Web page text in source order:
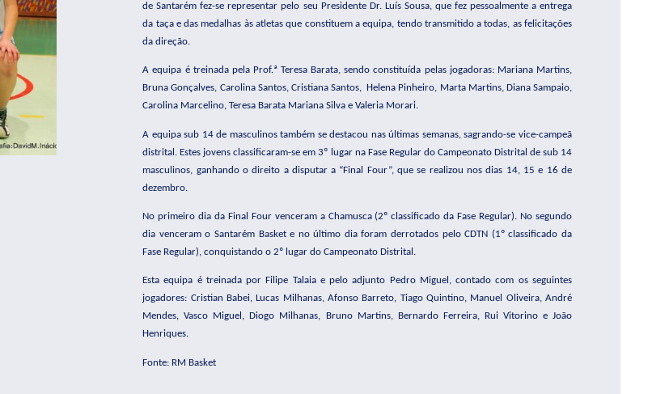
de Santarém fez-se representar pelo seu Presidente Dr. Luís Sousa, que fez pessoalmente a entrega
da taça e das medalhas às atletas que constituem a equipa, tendo transmitido a todas, as felicitações
da direção.
A equipa é treinada pela Prof.ª Teresa Barata, sendo constituída pelas jogadoras: Mariana Martins,
Bruna Gonçalves, Carolina Santos, Cristiana Santos,
Helena Pinheiro, Marta Martins, Diana Sampaio,
Carolina Marcelino, Teresa Barata Mariana Silva e Valeria Morari.
A equipa sub 14 de masculinos também se destacou nas últimas semanas, sagrando-se vice-campeã
distrital. Estes jovens classificaram-se em 3º lugar na Fase Regular do Campeonato Distrital de sub 14
masculinos, ganhando o direito a disputar a “Final Four”, que se realizou nos dias 14, 15 e 16 de
dezembro.
No primeiro dia da Final Four venceram a Chamusca (2º classificado da Fase Regular). No segundo
dia venceram o Santarém Basket e no último dia foram derrotados pelo CDTN (1º classificado da
Fase Regular), conquistando o 2º lugar do Campeonato Distrital.
Esta equipa é treinada por Filipe Talaia e pelo adjunto Pedro Miguel, contado com os seguintes
jogadores: Cristian Babei, Lucas Milhanas, Afonso Barreto, Tiago Quintino, Manuel Oliveira, André
Mendes, Vasco Miguel, Diogo Milhanas, Bruno Martins, Bernardo Ferreira, Rui Vitorino e João
Henriques.
Fonte: RM Basket